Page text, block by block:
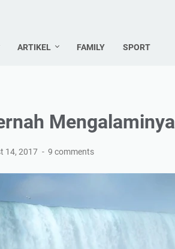
ARTIKEL FAMILY SPORT
Mengalaminya
14, 2017 9 comments